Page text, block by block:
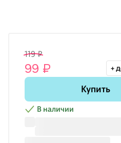
119 ₽
99 ₽ +
Купить
В наличии